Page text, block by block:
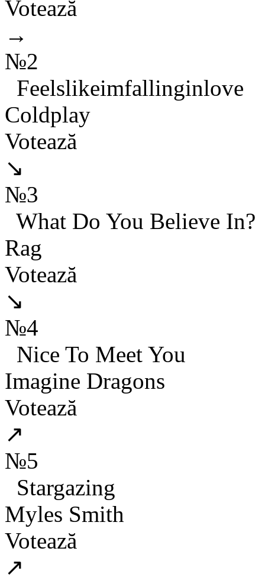
Votează
→
№2
Feelslikeimfallinginlove
Coldplay
Votează
↘
№3
What Do You Believe In?
Rag
Votează
↘
№4
Nice To Meet You
Imagine Dragons
Votează
↗
№5
Stargazing
Myles Smith
Votează
↗